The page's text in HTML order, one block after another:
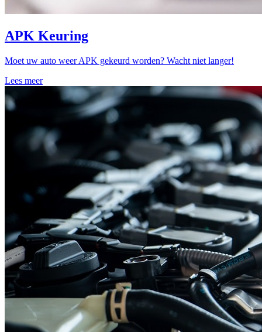
APK Keuring
Moet uw auto weer APK gekeurd worden? Wacht niet langer!
Lees meer